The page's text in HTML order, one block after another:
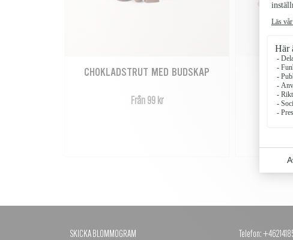
CHOKLADSTRUT MED BUDSKAP
Från 99 kr
SKICKA BLOMMOGRAM Telefon: